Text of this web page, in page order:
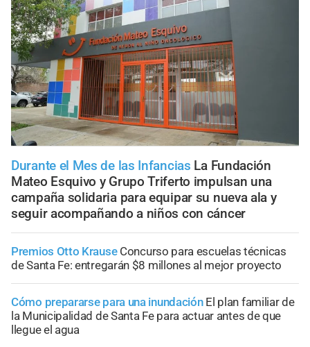
Durante el Mes de las Infancias La Fundación
Mateo Esquivo y Grupo Triferto impulsan una
campaña solidaria para equipar su nueva ala y
seguir acompañando a niños con cáncer
Premios Otto Krause Concurso para escuelas técnicas
de Santa Fe: entregarán $8 millones al mejor proyecto
Cómo prepararse para una inundación El plan familiar de
la Municipalidad de Santa Fe para actuar antes de que
llegue el agua